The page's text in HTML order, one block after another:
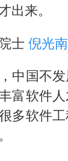
出来。
士 倪光南
中国不
富软件
多软件